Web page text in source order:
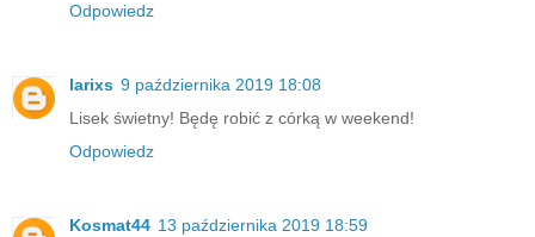
Odpowiedz
larixs 9 października 2019 18:08
Lisek świetny! Będę robić z córką w weekend!
Odpowiedz
Kosmat44 13 października 2019 18:59